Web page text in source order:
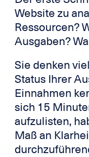
Website zu
Ressourcen?
Ausgaben?
Sie denken
Status Ihrer
Einnahmen
sich 15
aufzulisten,
Maß an